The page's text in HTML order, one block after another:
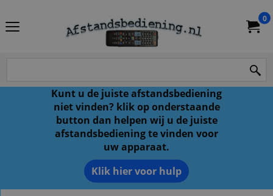
0
Kunt u de juiste afstandsbediening
niet vinden? klik op onderstaande
button dan helpen wij u de juiste
afstandsbediening te vinden voor
uw apparaat.
Klik hier voor hulp